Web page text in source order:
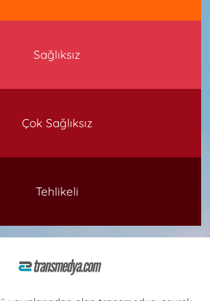
Sağlıksız
Çok Sağlıksız
Tehlikeli